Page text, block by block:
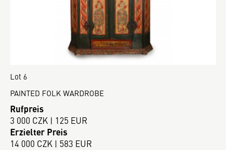
Lot 6
PAINTED FOLK WARDROBE
Rufpreis
3 000 CZK | 125 EUR
Erzielter Preis
14 000 CZK | 583 EUR